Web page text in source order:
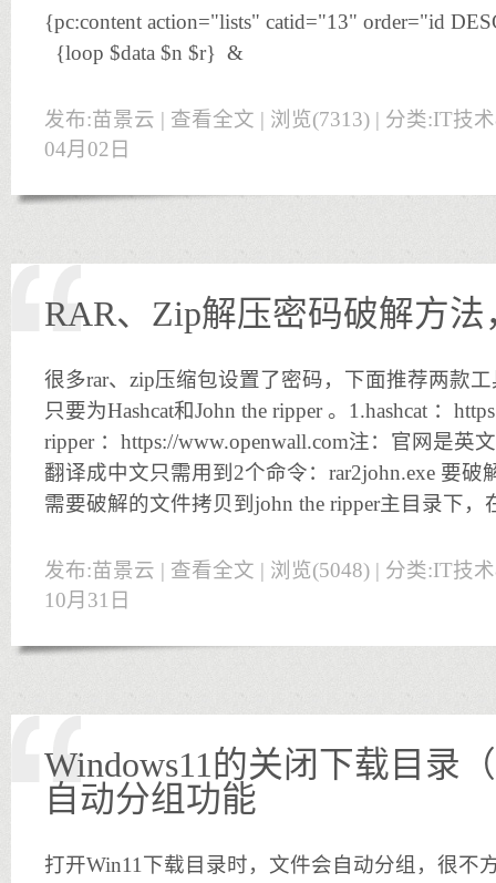
{pc:content action="lists" catid="13" order="id
{loop $data $n $r} &
发布:苗景云 | 查看全文 | 浏览(7313) | 分类:IT技
04月02日
RAR、Zip解压密码破解方
很多rar、zip压缩包设置了密码，下面推荐两款
只要为Hashcat和John the ripper 。1.hashcat ：
ripper ：https://www.openwall.com注：官网是英
翻译成中文只需用到2个命令：rar2john.exe 要破
需要破解的文件拷贝到john the ripper主目录下，
发布:苗景云 | 查看全文 | 浏览(5048) | 分类:IT技
10月31日
Windows11的关闭下载目录
自动分组功能
打开Win11下载目录时，文件会自动分组，很不